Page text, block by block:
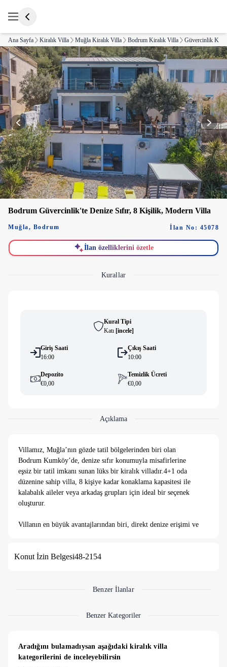
Ana Sayfa Kiralık Villa Muğla Kiralık Villa Bodrum Kiralık Villa Güvercinlik
Bodrum Güvercinlik'te Denize Sıfır, 8 Kişilik, Modern Villa
Muğla, Bodrum İlan No: 45078
İlan özelliklerini özetle
Kurallar
Kural Tipi
Katı [i̇ncele]
Giriş Saati
16:00
Çıkış Saati
10:00
Depozito
€0,00
Temizlik Ücreti
€0,00
Açıklama
Villamız, Muğla’nın gözde tatil bölgelerinden biri olan
Bodrum Kumköy’de, denize sıfır konumuyla misafirlerine
eşsiz bir tatil imkanı sunan lüks bir kiralık villadır.4+1 oda
düzenine sahip villa, 8 kişiye kadar konaklama kapasitesi ile
kalabalık aileler veya arkadaş grupları için ideal bir seçenek
oluşturur.
Villanın en büyük avantajlarından biri, direkt denize erişimi ve
dinlenebilir hem de açık havada keyifli vakit geçirebilirsiniz.
Konut İzin Belgesi48-2154
Benzer İlanlar
Benzer Kategoriler
Aradığını bulamadıysan aşağıdaki kiralık villa
kategorilerini de inceleyebilirsin